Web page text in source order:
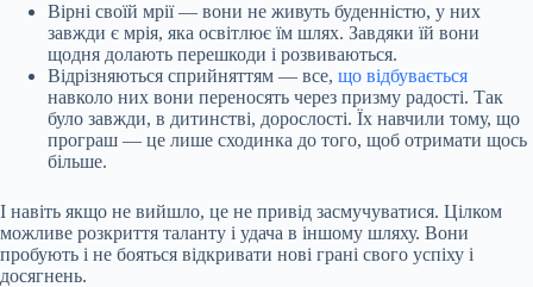
Вірні своїй мрії — вони не живуть буденністю, у них
завжди є мрія, яка освітлює їм шлях. Завдяки їй вони
щодня долають перешкоди і розвиваються.
Відрізняються сприйняттям — все, що відбувається
навколо них вони переносять через призму радості. Так
було завжди, в дитинстві, дорослості. Їх навчили тому, що
програш — це лише сходинка до того, щоб отримати щось
більше.
І навіть якщо не вийшло, це не привід засмучуватися. Цілком
можливе розкриття таланту і удача в іншому шляху. Вони
пробують і не бояться відкривати нові грані свого успіху і
досягнень.